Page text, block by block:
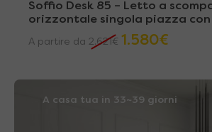
Soffio Desk 85 – Letto a
orizzontale singola piazza con
A partire da 2.621 € 1.580€
A casa tua in 33~39 giorni